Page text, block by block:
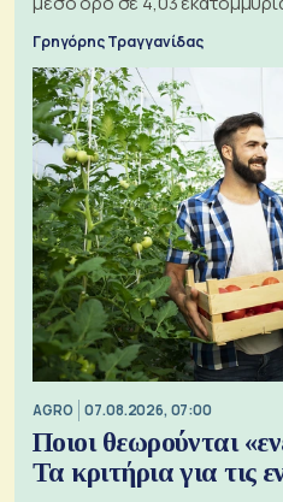
Γρηγόρης Τραγγανίδας
AGRO 07.08.2026, 07:00
Ποιοι θεωρούνται
Τα κριτήρια για τις